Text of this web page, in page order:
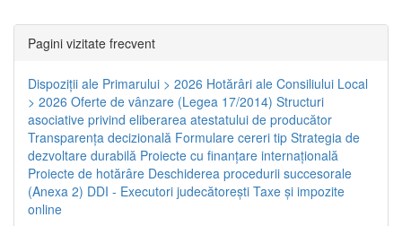
Pagini vizitate frecvent
Dispoziţii ale Primarului > 2026 Hotărâri ale Consiliului Local
> 2026 Oferte de vânzare (Legea 17/2014) Structuri
asociative privind eliberarea atestatului de producător
Transparenţa decizională Formulare cereri tip Strategia de
dezvoltare durabilă Proiecte cu finanţare internaţională
Proiecte de hotărâre Deschiderea procedurii succesorale
(Anexa 2) DDI - Executori judecătorești Taxe şi impozite
online